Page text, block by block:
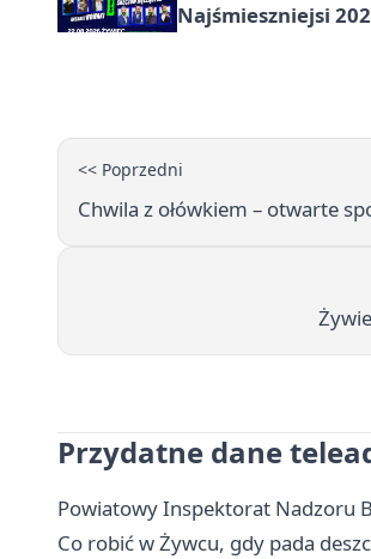
Najśmieszniejsi
<< Poprzedni
Chwila z ołówkiem – otwarte
Przydatne dane
Powiatowy Inspektorat Nadzoru
Co robić w Żywcu, gdy pada